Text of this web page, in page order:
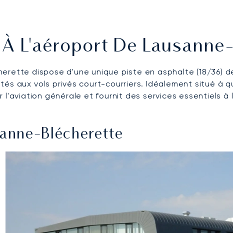
L'aéroport De
dispose d'une unique piste en asphalte (18/36)
aux vols privés court-courriers. Idéalement situé à
l'aviation générale et fournit des services essentiels à
Blécherette